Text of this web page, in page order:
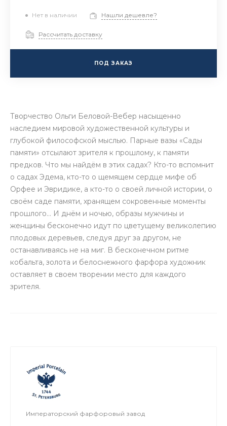
Нет в наличии Нашли дешевле?
Рассчитать доставку
ПОД ЗАКАЗ
Творчество Ольги Беловой-Вебер насыщенно
наследием мировой художественной культуры и
глубокой философской мыслью. Парные вазы «Сады
памяти» отсылают зрителя к прошлому, к памяти
предков. Что мы найдём в этих садах? Кто-то вспомнит
о садах Эдема, кто-то о щемящем сердце мифе об
Орфее и Эвридике, а кто-то о своей личной истории, о
своём саде памяти, хранящем сокровенные моменты
прошлого… И днём и ночью, образы мужчины и
женщины бесконечно идут по цветущему великолепию
плодовых деревьев, следуя друг за другом, не
останавливаясь не на миг. В бесконечном ритме
кобальта, золота и белоснежного фарфора художник
оставляет в своем творении место для каждого
зрителя.
Императорский фарфоровый завод